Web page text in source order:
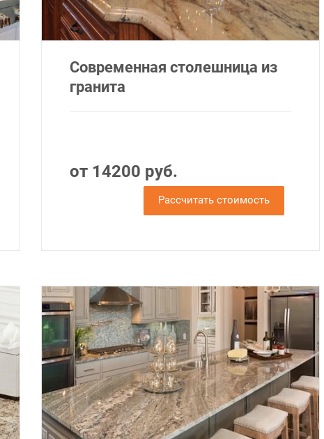
Современная столешница из
гранита
от 14200 руб.
Рассчитать стоимость